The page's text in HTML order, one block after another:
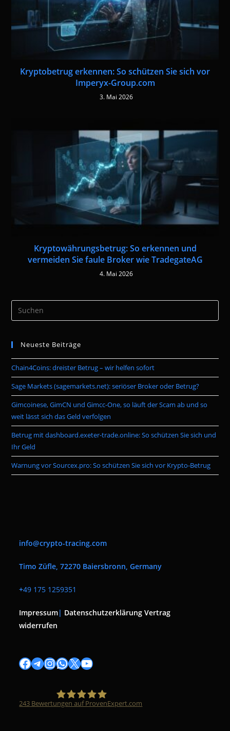
Kryptobetrug erkennen: So schützen Sie sich vor
Imperyx-Group.com
3. Mai 2026
Kryptowährungsbetrug: So erkennen und
vermeiden Sie faule Broker wie TradegateAG
4. Mai 2026
the
Neueste Beiträge
Chain4Coins: dreister Betrug – wir helfen sofort
Sage Markets (sagemarkets.net): seriöser Broker oder Betrug?
Gimcoinese, GimCN und Gimcc-One, so läuft der Scam ab und so
weit lässt sich das Geld verfolgen
Betrug mit dashboard.exeter-trade.online: So schützen Sie sich und
Ihr Geld
Warnung vor Sourcex.pro: So schützen Sie sich vor Krypto-Betrug
info@crypto-tracing.com
Timo Züfle, 72270 Baiersbronn, Germany
+49 175 1259351
Impressum| Datenschutzerklärung Vertrag
widerrufen
Facebook
Telegram
Instagram
WhatsApp
X YouTube
243 Bewertungen auf ProvenExpert.com